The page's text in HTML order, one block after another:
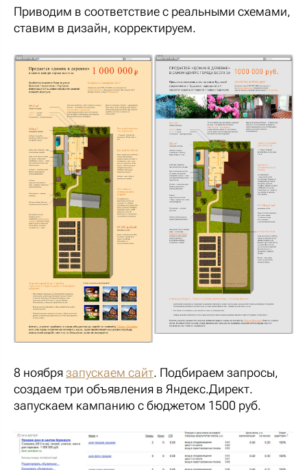
Приводим в соответствие с реальными схемами,
ставим в дизайн, корректируем.
8 ноябрязапускаем сайт. Подбираем запросы,
создаем три объявления в Яндекс.Директ.
запускаем кампанию с бюджетом 1500 руб.